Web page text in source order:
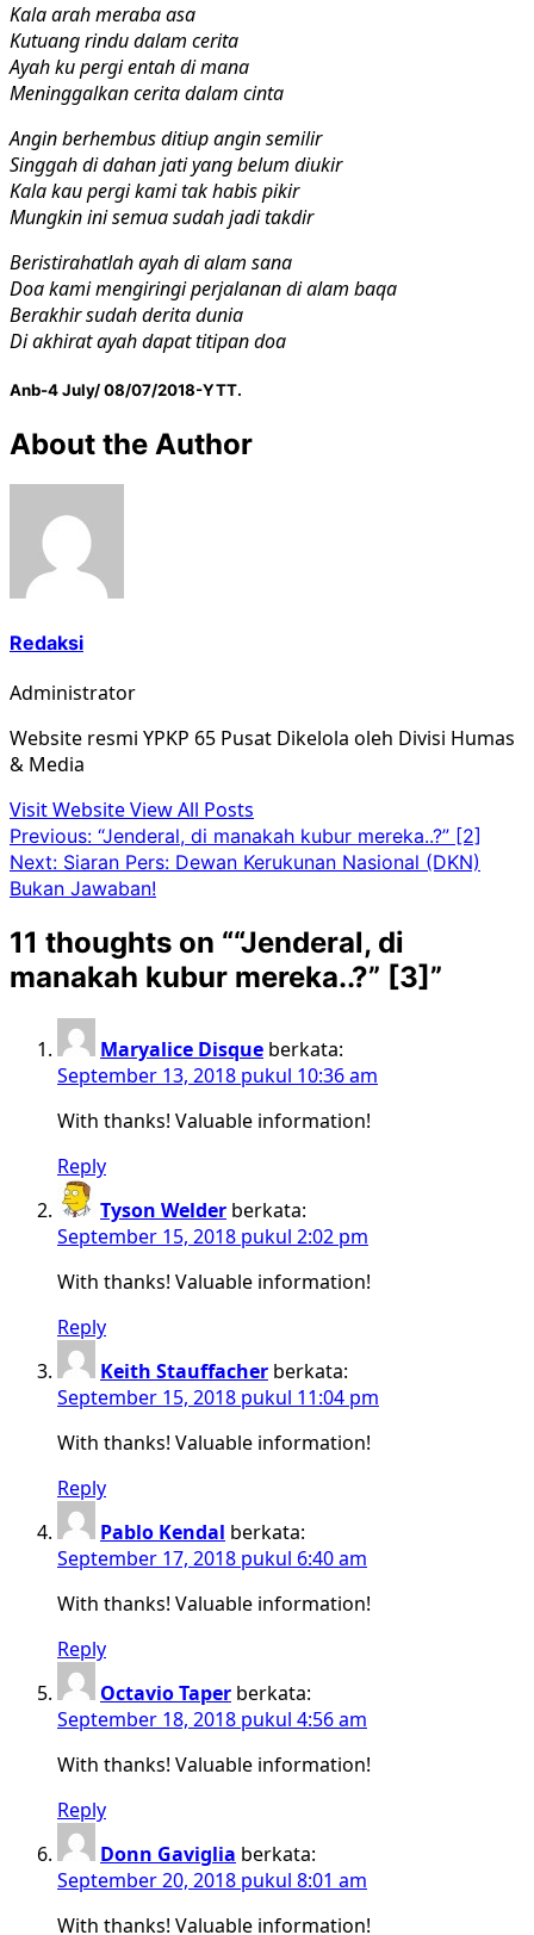
Kala arah meraba asa
Kutuang rindu dalam cerita
Ayah ku pergi entah di mana
Meninggalkan cerita dalam cinta
Angin berhembus ditiup angin semilir
Singgah di dahan jati yang belum diukir
Kala kau pergi kami tak habis pikir
Mungkin ini semua sudah jadi takdir
Beristirahatlah ayah di alam sana
Doa kami mengiringi perjalanan di alam baqa
Berakhir sudah derita dunia
Di akhirat ayah dapat titipan doa
Anb-4 July/ 08/07/2018-YTT.
About the Author
Redaksi
Administrator
Website resmi YPKP 65 Pusat Dikelola oleh Divisi Humas
& Media
Visit WebsiteView All Posts
Post
navigation
Previous: “Jenderal, di manakah kubur mereka..?” [2]
Next: Siaran Pers: Dewan Kerukunan Nasional (DKN)
Bukan Jawaban!
11 thoughts on ““Jenderal, di
manakah kubur mereka..?” [3] ”
Maryalice Disque berkata:
September 13, 2018 pukul 10:36 am
With thanks! Valuable information!
Reply
Tyson Welder berkata:
September 15, 2018 pukul 2:02 pm
With thanks! Valuable information!
Reply
Keith Stauffacher berkata:
September 15, 2018 pukul 11:04 pm
With thanks! Valuable information!
Reply
Pablo Kendal berkata:
September 17, 2018 pukul 6:40 am
With thanks! Valuable information!
Reply
Octavio Taper berkata:
September 18, 2018 pukul 4:56 am
With thanks! Valuable information!
Reply
Donn Gaviglia berkata:
September 20, 2018 pukul 8:01 am
With thanks! Valuable information!